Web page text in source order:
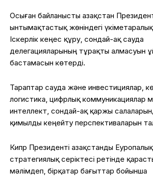
Осыған байланысты Қазақстан
ынтымақтастық жөніндегі
Іскерлік кеңес құру, сондай-ақ сауда
делегацияларының тұрақты алмасуын
бастамасын көтерді.
Тараптар сауда және инвестициялар,
логистика, цифрлық коммуникациялар
интеллект, сондай-ақ қаржы
қимылды кеңейту перспективаларын
Кипр Президенті Қазақстанды
стратегиялық серіктесі ретінде
мәлімдеп, бірқатар бағыттар бойынша